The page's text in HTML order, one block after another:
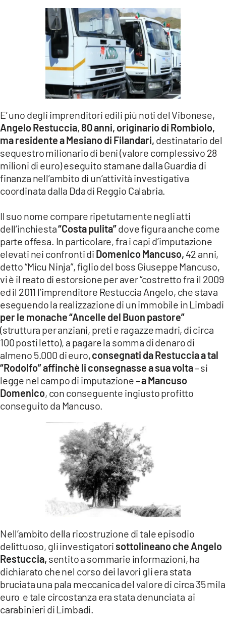
LACPLAY.IT
LACONAIR.IT
LACITYMAG.IT
ILREGGINO.IT
COSENZACHANNEL.IT
ILVIBONESE.IT
CATANZAROCHANNEL.IT
App
ANDROID
APPLE
E’ uno degli imprenditori edili più noti del Vibonese,
Angelo Restuccia, 80 anni, originario di Rombiolo,
ma residente a Mesiano di Filandari, destinatario del
sequestro milionario di beni (valore complessivo 28
milioni di euro) eseguito stamane dalla Guardia di
finanza nell’ambito di un’attività investigativa
coordinata dalla Dda di Reggio Calabria.
Il suo nome compare ripetutamente negli atti
dell’inchiesta“Costa pulita”dove figura anche come
parte offesa. In particolare, fra i capi d’imputazione
elevati nei confronti di Domenico Mancuso, 42 anni,
detto “Micu Ninja”, figlio del boss Giuseppe Mancuso,
vi è il reato di estorsione per aver “costretto fra il 2009
ed il 2011 l’imprenditore Restuccia Angelo, che stava
eseguendo la realizzazione di un immobile in Limbadi
per le monache “Ancelle del Buon pastore”
(struttura per anziani, preti e ragazze madri, di circa
100 posti letto), a pagare la somma di denaro di
almeno 5.000 di euro,consegnati da Restuccia a tal
“Rodolfo” affinchè li consegnasse a sua volta– si
legge nel campo di imputazione –a Mancuso
Domenico, con conseguente ingiusto profitto
conseguito da Mancuso.
Nell’ambito della ricostruzione di tale episodio
delittuoso, gli investigatori sottolineano che Angelo
Restuccia, sentito a sommarie informazioni, ha
dichiarato che nel corso dei lavori gli era stata
bruciata una pala meccanica del valore di circa 35 mila
euro e tale circostanza era stata denunciata ai
carabinieri di Limbadi.